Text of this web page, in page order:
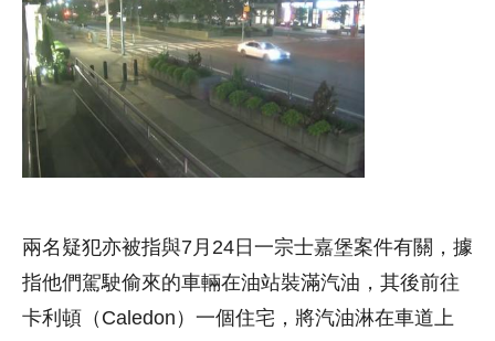
兩名疑犯亦被指與7月24日一宗士嘉堡案件有關，據
指他們駕駛偷來的車輛在油站裝滿汽油，其後前往
卡利頓（Caledon）一個住宅，將汽油淋在車道上